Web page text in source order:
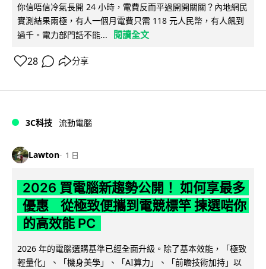
你信唔信冷氣長開 24 小時，電費反而平過開開關關？內地網民
實測結果兩極，有人一個月電費只需 118 元人民幣，有人飆到
過千。電力部門話不能...
閱讀全文
28 分享
3C科技 流動電腦
Lawton 1 日
2026 買電腦新趨勢公開！ 如何享最多
優惠 從極致便攜到電競標竿 揀選啱你
的高效能 PC
2026 年的電腦選購基準已經全面升級。除了基本效能，「極致
輕量化」、「機身美學」、「AI算力」、「前瞻技術加持」以